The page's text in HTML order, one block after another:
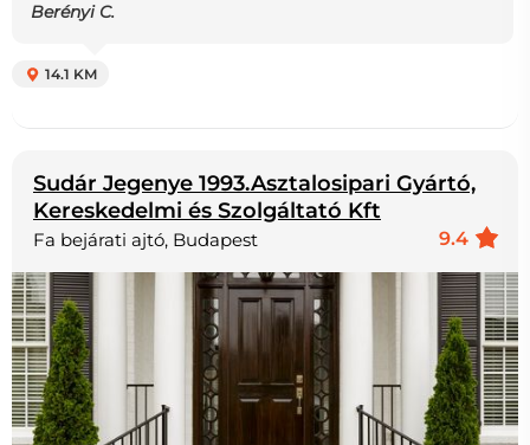
Berényi C.
14.1 KM
Sudár Jegenye 1993.Asztalosipari Gyártó,
Kereskedelmi és Szolgáltató Kft
9.4
Fa bejárati ajtó, Budapest